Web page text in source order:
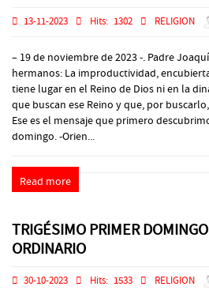
13-11-2023 Hits: 1302 RELIGION
– 19 de noviembre de 2023 -. Padre
hermanos: La improductividad,
tiene lugar en el Reino de Dios ni en la
que buscan ese Reino y que, por
Ese es el mensaje que primero
domingo. -Orien...
Read more
TRIGÉSIMO PRIMER
ORDINARIO
30-10-2023 Hits: 1533 RELIGION